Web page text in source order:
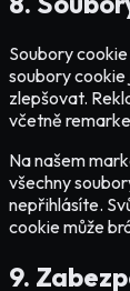
Soubory
soubory cookie
zlepšovat.
včetně
Na našem
všechny
nepřihlásíte.
cookie může
9.